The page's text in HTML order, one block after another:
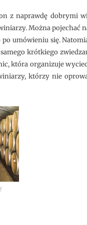
z naprawdę dobrymi
Można pojechać
umówieniu się.
krótkiego
która organizuje
którzy nie